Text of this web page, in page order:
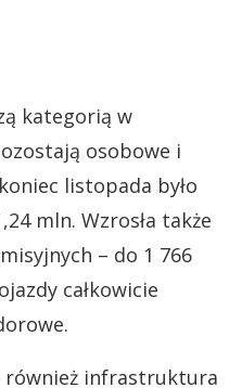
kategorią w
osobowe i
listopada było
mln. Wzrosła także
– do 1 766
całkowicie
również infrastruktura